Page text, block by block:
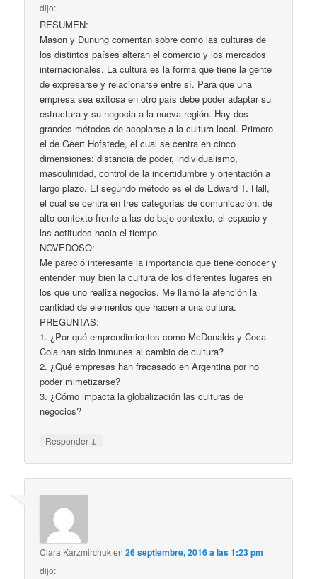
dijo:
RESUMEN:
Mason y Dunung comentan sobre como las culturas de
los distintos países alteran el comercio y los mercados
internacionales. La cultura es la forma que tiene la gente
de expresarse y relacionarse entre sí. Para que una
empresa sea exitosa en otro país debe poder adaptar su
estructura y su negocia a la nueva región. Hay dos
grandes métodos de acoplarse a la cultura local. Primero
el de Geert Hofstede, el cual se centra en cinco
dimensiones: distancia de poder, individualismo,
masculinidad, control de la incertidumbre y orientación a
largo plazo. El segundo método es el de Edward T. Hall,
el cual se centra en tres categorías de comunicación: de
alto contexto frente a las de bajo contexto, el espacio y
las actitudes hacia el tiempo.
NOVEDOSO:
Me pareció interesante la importancia que tiene conocer y
entender muy bien la cultura de los diferentes lugares en
los que uno realiza negocios. Me llamó la atención la
cantidad de elementos que hacen a una cultura.
PREGUNTAS:
1. ¿Por qué emprendimientos como McDonalds y Coca-
Cola han sido inmunes al cambio de cultura?
2. ¿Qué empresas han fracasado en Argentina por no
poder mimetizarse?
3. ¿Cómo impacta la globalización las culturas de
negocios?
Responder ↓
Clara Karzmirchuken26 septiembre, 2016 a las 1:23 pm
dijo: